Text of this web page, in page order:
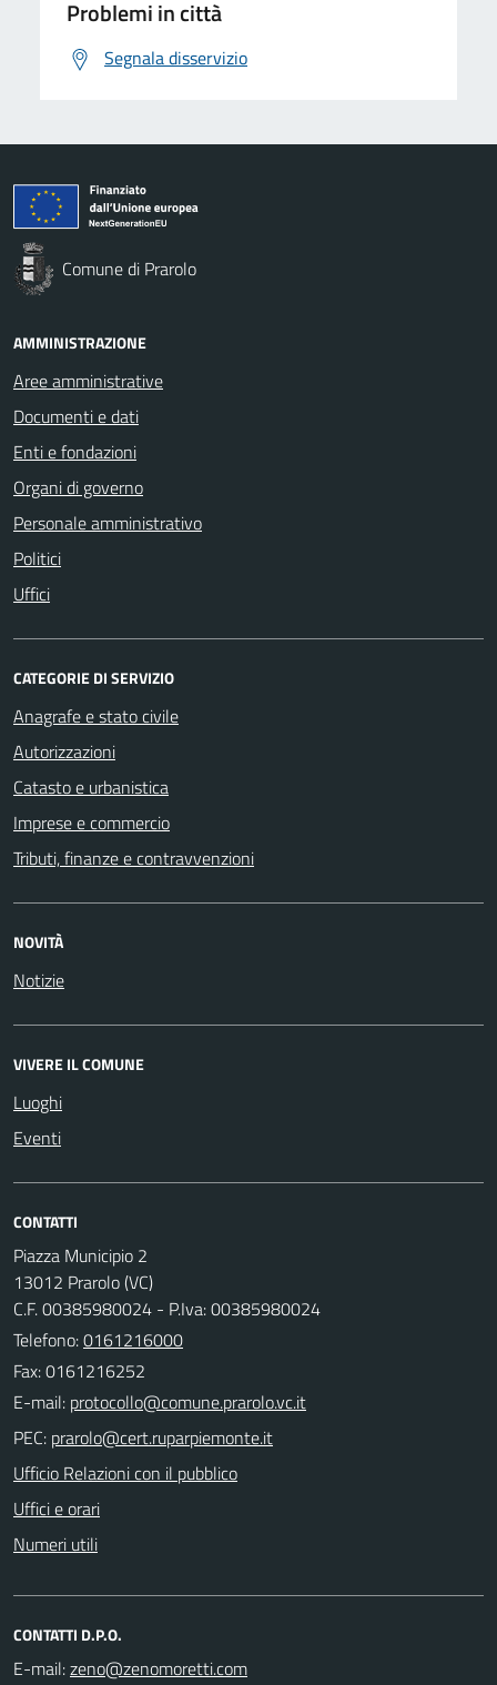
Problemi in città
Segnala disservizio
Comune di Prarolo
AMMINISTRAZIONE
Aree amministrative
Documenti e dati
Enti e fondazioni
Organi di governo
Personale amministrativo
Politici
Uffici
CATEGORIE DI SERVIZIO
Anagrafe e stato civile
Autorizzazioni
Catasto e urbanistica
Imprese e commercio
Tributi, finanze e contravvenzioni
NOVITÀ
Notizie
VIVERE IL COMUNE
Luoghi
Eventi
CONTATTI
Piazza Municipio 2
13012 Prarolo (VC)
C.F. 00385980024 - P.Iva: 00385980024
Telefono:0161216000
Fax: 0161216252
E-mail:
PEC:
Ufficio Relazioni con il pubblico
Uffici e orari
Numeri utili
CONTATTI D.P.O.
E-mail: